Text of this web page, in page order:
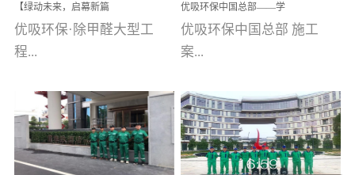
在广州番禺区成功建立产
品线生产基地，工厂拥有
自动化生产设备和成熟的
选择源头源材料、严控产
品质量，我们每一批的生
产产品都经过严格的质检
程序；生产车间为优吸总
【绿动未来，启幕新篇
章】优吸环保中标深圳安
居乐寓，超大型工装室内
空气治理项目顺利启航，
优吸环保·除甲醛大型工
程...
案例【深圳安居乐寓】室
内空气治理项目深圳安居
乐寓 深圳市安居乐寓
优吸环保中国总部——学
校施工案例(节选)
优吸环保中国总部 施工
案...
例(学校工装节选)广州南沙
小学(珠江湾校区)项目地
址：广州市南沙区海滨路